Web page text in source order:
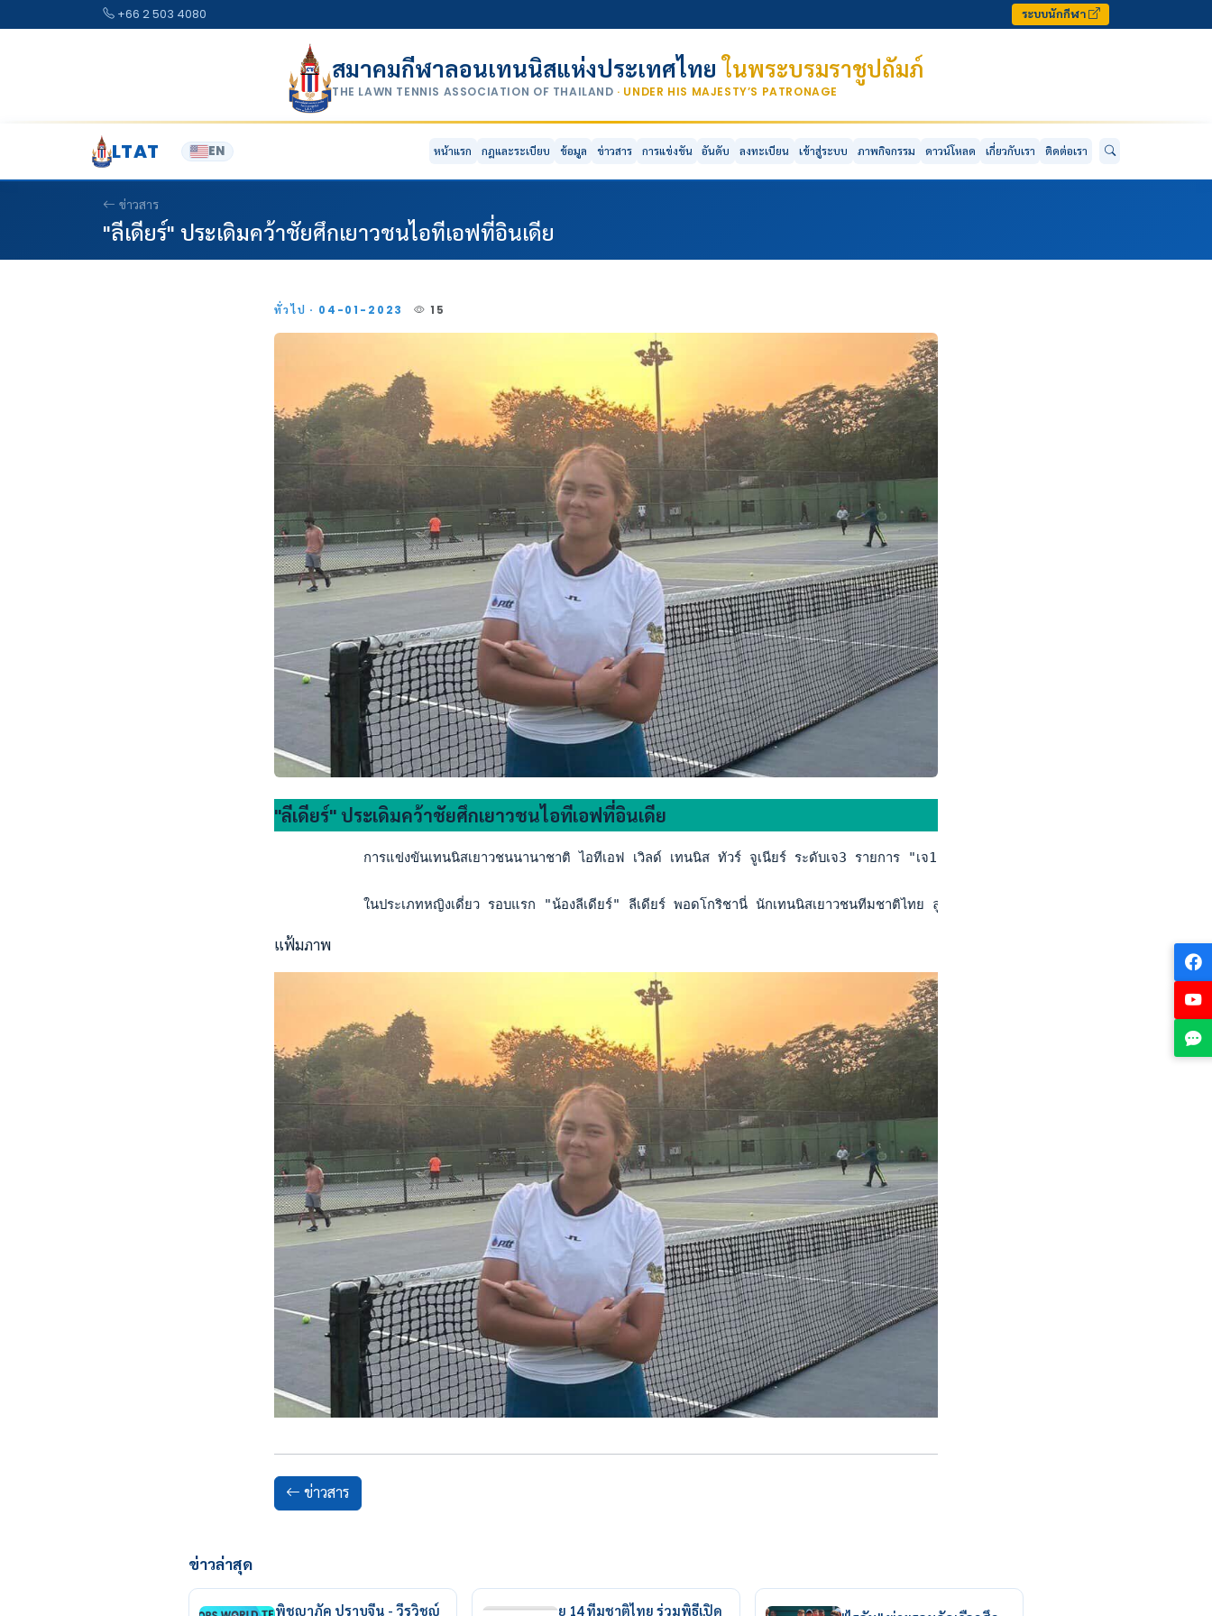
+66 2 503 4080 ระบบนักกีฬา
สมาคมกีฬาลอนเทนนิสแห่งประเทศไทยในพระบรมราชูปถัมภ์
THE LAWN TENNIS ASSOCIATION OF THAILAND · UNDER HIS MAJESTY’S PATRONAGE
LTAT EN หน้าแรก กฎและระเบียบ ข้อมูล ข่าวสาร การแข่งขัน อันดับ ลงทะเบียน เข้าสู่ระบบ ภาพกิจกรรม ดาวน์โหลด เกี่ยวกับเรา ติดต่อเรา
ข่าวสาร
"ลีเดียร์" ประเดิมคว้าชัยศึกเยาวชนไอทีเอฟที่อินเดีย
ทั่วไป · 04-01-2023 15
"ลีเดียร์" ประเดิมคว้าชัยศึกเยาวชนไอทีเอฟที่อินเดีย
การแข่งขันเทนนิสเยาวชนนานาชาติ ไอทีเอฟ เวิลด์ เทนนิส ทัวร์ จูเนียร์ ระดับเจ3 รายการ "เจ100 ชานดิการ์" ที่ประเทศอินเดีย เมื่อวันที่ 2
ในประเภทหญิงเดี่ยว รอบแรก "น้องลีเดียร์" ลีเดียร์ พอดโกริชานี่ นักเทนนิสเยาวชนทีมชาติไทย ลูกครึ่งไทย-รัสเซีย มือ 323 เยาวชนโลก แ
แฟ้มภาพ
ข่าวสาร
ข่าวล่าสุด
พิชญาภัค ปราบจีน - วีรวิชญ์ ยู 14 ทีมชาติไทย ร่วมพิธีเปิด